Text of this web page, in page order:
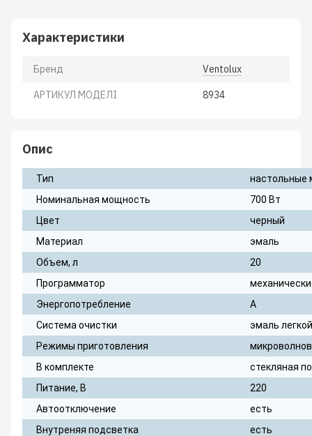
Характеристики
Бренд Ventolux
АРТИКУЛ МОДЕЛІ 8934
Опис
Тип
настольные
Номинальная мощность
700 Вт
Цвет
черный
Материал
эмаль
Объем, л
20
Программатор
Энергопотребление
А
Система очистки
эмаль
Режимы приготовления
В комплекте
стекляная
Питание, В
220
Автоотключение
есть
Внутреняя подсветка
есть